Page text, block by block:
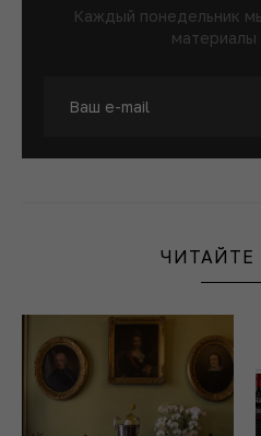
Каждый понедельник
материалы
ЧИТАЙТЕ